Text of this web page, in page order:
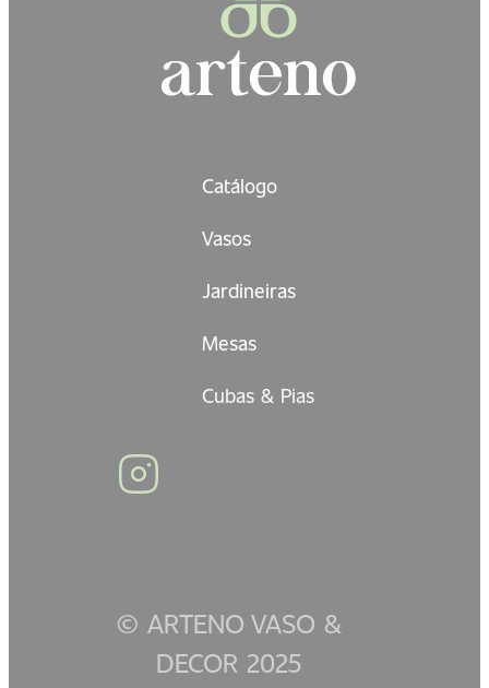
Catálogo
Vasos
Jardineiras
Mesas
Cubas & Pias
© ARTENO VASO &
DECOR 2025